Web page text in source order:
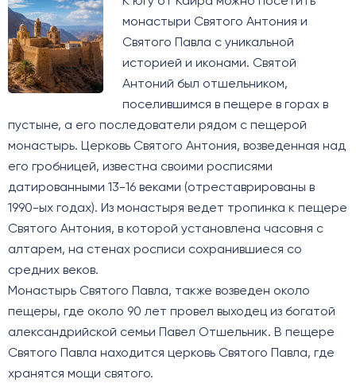
монастыри Святого Антония и
Святого Павла с уникальной
историей и иконами. Святой
Антоний был отшельником,
поселившимся в пещере в горах в
пустыне, а его последователи рядом с пещерой
монастырь. Церковь Святого Антония, возведенная над
его гробницей, известна своими росписями
датированными 13-16 веками (отреставрированы в
1990-ых годах). Из монастыря ведет тропинка к пещере
Святого Антония, в которой установлена часовня с
алтарем, на стенах росписи сохранившиеся со
средних веков.
Монастырь Святого Павла, также возведен около
пещеры, где около 90 лет провел выходец из богатой
александрийской семьи Павел Отшельник. В пещере
Святого Павла находится церковь Святого Павла, где
хранятся мощи святого.